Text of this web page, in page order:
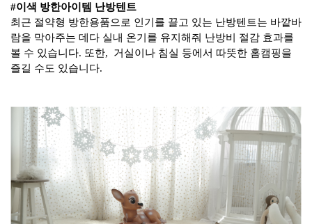
#이색 방한아이템 난방텐트
최근 절약형 방한용품으로 인기를 끌고 있는 난방텐트는 바깥바
람을 막아주는 데다 실내 온기를 유지해줘 난방비 절감 효과를
볼 수 있습니다. 또한, 거실이나 침실 등에서 따뜻한 홈캠핑을
즐길 수도 있습니다.